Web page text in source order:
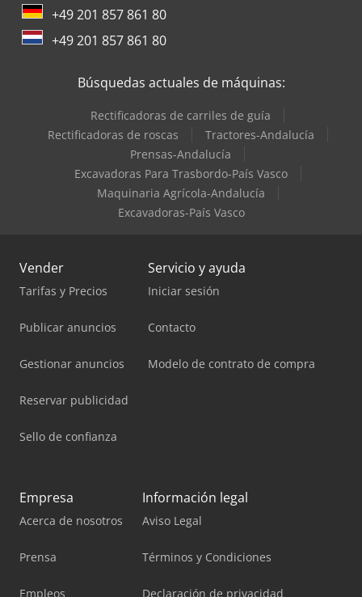
+49 201 857 861 80
+49 201 857 861 80
Búsquedas actuales de máquinas:
Rectificadoras de carriles de guía
Rectificadoras de roscas
Tractores-Andalucía
Prensas-Andalucía
Excavadoras Para Trasbordo-País Vasco
Maquinaria Agrícola-Andalucía
Excavadoras-País Vasco
Vender
Tarifas y Precios
Publicar anuncios
Gestionar anuncios
Reservar publicidad
Sello de confianza
Servicio y ayuda
Iniciar sesión
Contacto
Modelo de contrato de compra
Empresa
Acerca de nosotros
Prensa
Empleos
Información legal
Aviso Legal
Términos y Condiciones
Declaración de privacidad